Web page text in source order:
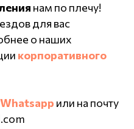
нам по плечу!
для вас
о наших
корпоративного
Whatsapp или на почту